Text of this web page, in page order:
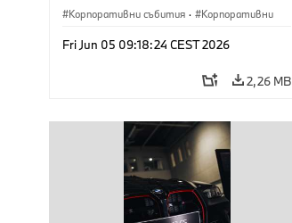
Корпоративни събития · Корпоративни
Fri Jun 05 09:18:24 CEST 2026
2,26 MB